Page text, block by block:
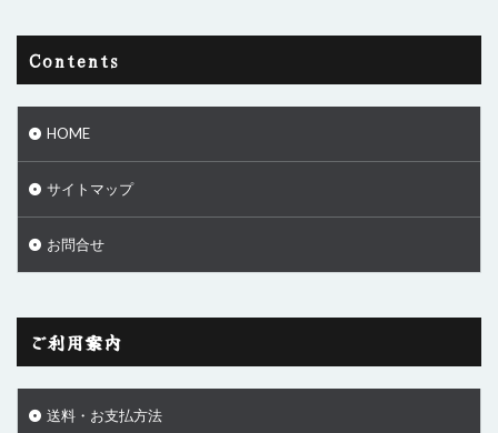
Contents
HOME
サイトマップ
お問合せ
ご利用案内
送料・お支払方法